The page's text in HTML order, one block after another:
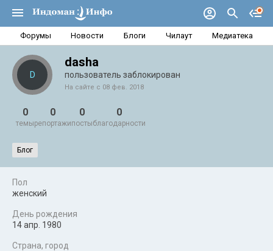
Форумы Новости Блоги Чилаут Медиатека
D
dasha
пользователь заблокирован
На сайте с 08 фев. 2018
0
темы
0
репортажи
0
посты
0
благодарности
Блог
Пол
женский
День рождения
14 апр. 1980
Страна, город